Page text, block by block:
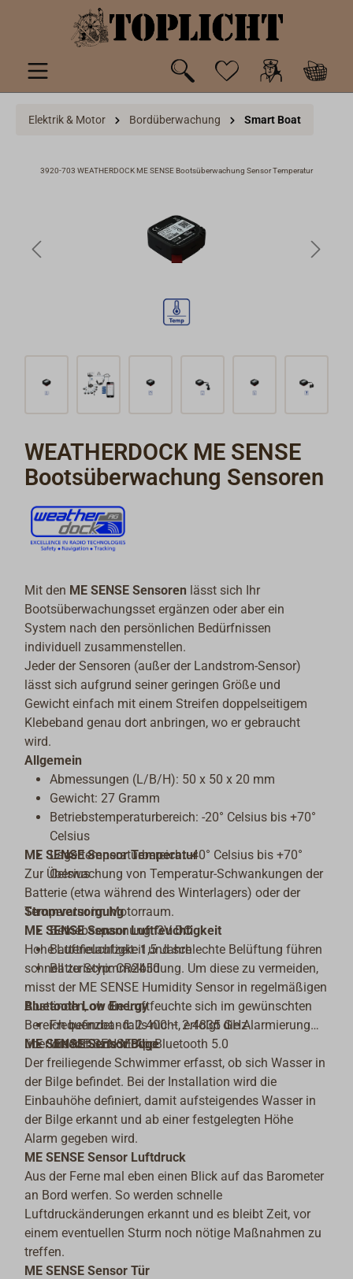
springen
Elektrik & Motor Bordüberwachung Smart Boat
3920-703 WEATHERDOCK ME SENSE Bootsüberwachung Sensor Temperatur
WEATHERDOCK ME SENSE
Bootsüberwachung Sensoren
Mit den ME SENSE Sensoren lässt sich Ihr
Bootsüberwachungsset ergänzen oder aber ein
System nach den persönlichen Bedürfnissen
individuell zusammenstellen.
Jeder der Sensoren (außer der Landstrom-Sensor)
lässt sich aufgrund seiner geringen Größe und
Gewicht einfach mit einem Streifen doppelseitigem
Klebeband genau dort anbringen, wo er gebraucht
wird.
Allgemein
Abmessungen (L/B/H): 50 x 50 x 20 mm
Gewicht: 27 Gramm
Betriebstemperaturbereich: -20° Celsius bis +70°
Celsius
Lagertemperaturbereich: -40° Celsius bis +70°
Celsius
Stromversorgung
Betriebsspannung: 3V DC
Batterielaufzeit: 1,5 Jahre
Batterietyp: CR2450
Bluetooth Low Energy
Frequenzband: 2.400 – 2.4835 GHz
Unterstützte Modi: Bluetooth 5.0
ME SENSE Sensor Temperatur
Zur Überwachung von Temperatur-Schwankungen der
Batterie (etwa während des Winterlagers) oder der
Temperatur im Motorraum.
ME SENSE Sensor Luftfeuchtigkeit
Hohe Luftfeuchtigkeit und schlechte Belüftung führen
schnell zu Schimmelbildung. Um diese zu vermeiden,
misst der ME SENSE Humidity Sensor in regelmäßigen
Abständen, ob die Luftfeuchte sich im gewünschten
Bereich befindet - falls nicht, erfolgt die Alarmierung
über die ME SENSE App.
ME SENSE Sensor Bilge
Der freiliegende Schwimmer erfasst, ob sich Wasser in
der Bilge befindet. Bei der Installation wird die
Einbauhöhe definiert, damit aufsteigendes Wasser in
der Bilge erkannt und ab einer festgelegten Höhe
Alarm gegeben wird.
ME SENSE Sensor Luftdruck
Aus der Ferne mal eben einen Blick auf das Barometer
an Bord werfen. So werden schnelle
Luftdruckänderungen erkannt und es bleibt Zeit, vor
einem eventuellen Sturm noch nötige Maßnahmen zu
treffen.
ME SENSE Sensor Tür